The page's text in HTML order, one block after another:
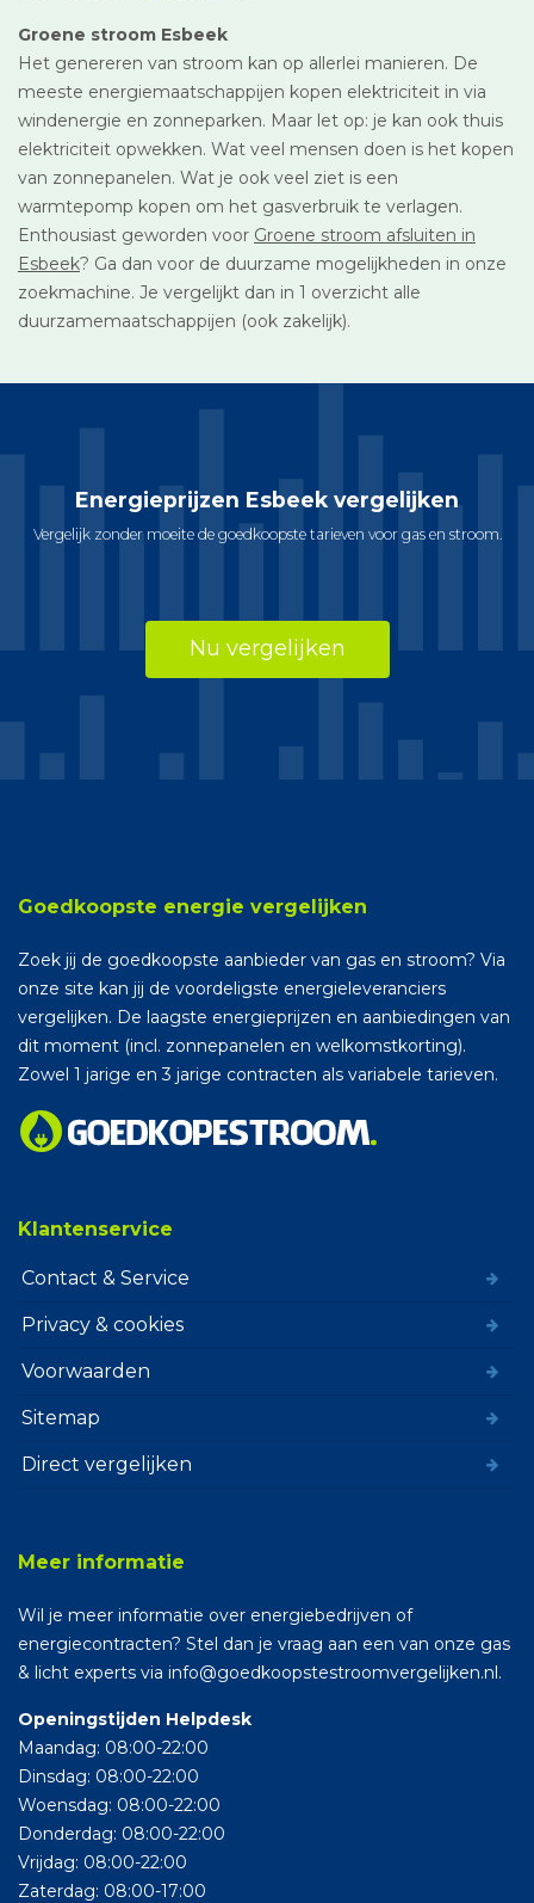
Groene stroom Esbeek
Het genereren van stroom kan op allerlei manieren. De
meeste energiemaatschappijen kopen elektriciteit in via
windenergie en zonneparken. Maar let op: je kan ook thuis
elektriciteit opwekken. Wat veel mensen doen is het kopen
van zonnepanelen. Wat je ook veel ziet is een
warmtepomp kopen om het gasverbruik te verlagen.
Enthousiast geworden voor Groene stroom afsluiten in
Esbeek? Ga dan voor de duurzame mogelijkheden in onze
zoekmachine. Je vergelijkt dan in 1 overzicht alle
duurzamemaatschappijen (ook zakelijk).
Energieprijzen Esbeek vergelijken
Vergelijk zonder moeite de goedkoopste tarieven voor gas en stroom.
Nu vergelijken
Goedkoopste energie vergelijken
Zoek jij de goedkoopste aanbieder van gas en stroom? Via
onze site kan jij de voordeligste energieleveranciers
vergelijken. De laagste energieprijzen en aanbiedingen van
dit moment (incl. zonnepanelen en welkomstkorting).
Zowel 1 jarige en 3 jarige contracten als variabele tarieven.
Klantenservice
Contact & Service
Privacy & cookies
Voorwaarden
Sitemap
Direct vergelijken
Meer informatie
Wil je meer informatie over energiebedrijven of
energiecontracten? Stel dan je vraag aan een van onze gas
& licht experts via info@goedkoopstestroomvergelijken.nl.
Openingstijden Helpdesk
Maandag: 08:00-22:00
Dinsdag: 08:00-22:00
Woensdag: 08:00-22:00
Donderdag: 08:00-22:00
Vrijdag: 08:00-22:00
Zaterdag: 08:00-17:00